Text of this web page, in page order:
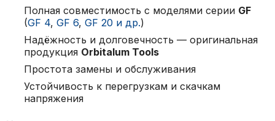
Полная совместимость с моделями серии GF
(GF 4, GF 6, GF 20 и др.)
Надёжность и долговечность — оригинальная
продукция Orbitalum Tools
Простота замены и обслуживания
Устойчивость к перегрузкам и скачкам
напряжения